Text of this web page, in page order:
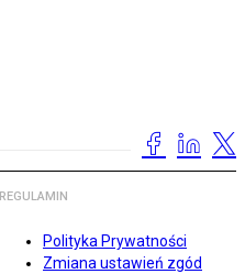
REGULAMIN
Polityka Prywatności
Zmiana ustawień zgód